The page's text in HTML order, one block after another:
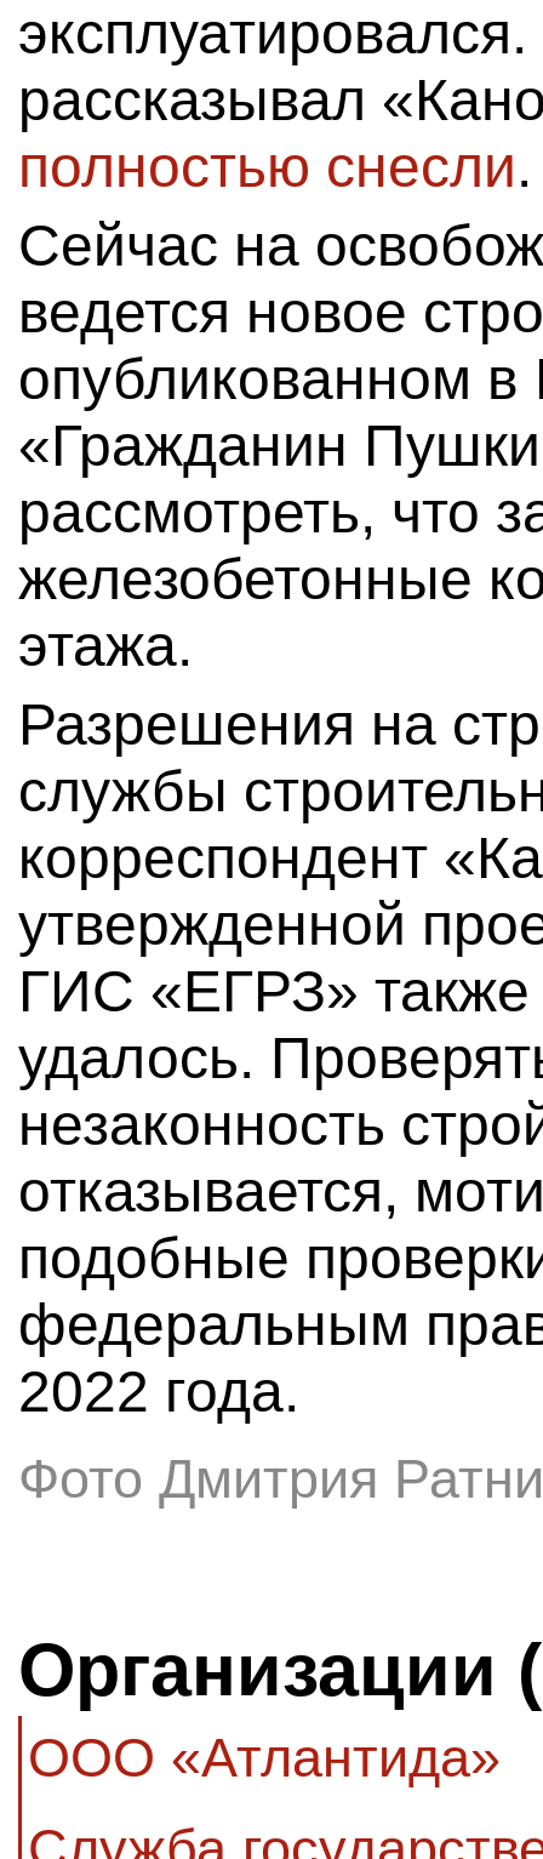
рассказывал
полностью снесли.
Сейчас на
ведется новое
опубликованном в
«Гражданин
рассмотреть, что
железобетонные
этажа.
Разрешения на
службы
корреспондент
утвержденной
ГИС «ЕГРЗ» также
удалось.
незаконность
отказывается,
подобные
федеральным
2022 года.
Фото Дмитрия
Организации
ООО «Атлантида»